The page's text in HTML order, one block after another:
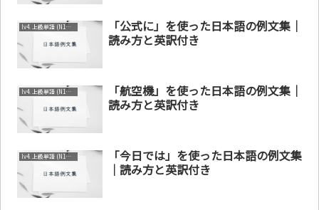
lv4. 上級単語 (N1～N2)
「公式に」を使った日本語の例文集｜
読み方と英訳付き
lv4. 上級単語 (N1～N2)
「航空機」を使った日本語の例文集｜
読み方と英訳付き
lv4. 上級単語 (N1～N2)
「今日では」を使った日本語の例文集
｜読み方と英訳付き